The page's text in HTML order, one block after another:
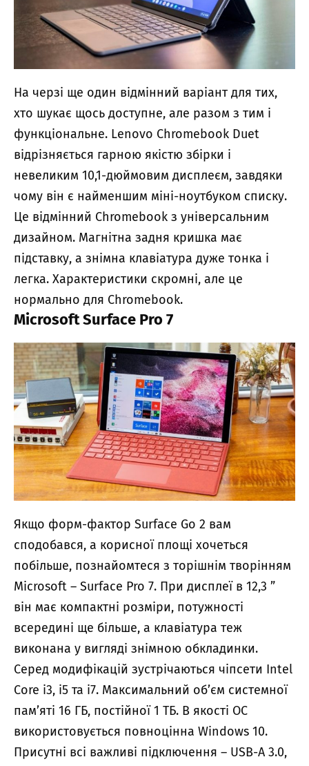
На черзі ще один відмінний варіант для тих,
хто шукає щось доступне, але разом з тим і
функціональне. Lenovo Chromebook Duet
відрізняється гарною якістю збірки і
невеликим 10,1-дюймовим дисплеєм, завдяки
чому він є найменшим міні-ноутбуком списку.
Це відмінний Chromebook з універсальним
дизайном. Магнітна задня кришка має
підставку, а знімна клавіатура дуже тонка і
легка. Характеристики скромні, але це
нормально для Chromebook.
Microsoft Surface Pro 7
Якщо форм-фактор Surface Go 2 вам
сподобався, а корисної площі хочеться
побільше, познайомтеся з торішнім творінням
Microsoft – Surface Pro 7. При дисплеї в 12,3 ”
він має компактні розміри, потужності
всередині ще більше, а клавіатура теж
виконана у вигляді знімною обкладинки.
Серед модифікацій зустрічаються чіпсети Intel
Core i3, i5 та i7. Максимальний об’єм системної
пам’яті 16 ГБ, постійної 1 ТБ. В якості ОС
використовується повноцінна Windows 10.
Присутні всі важливі підключення – USB-A 3.0,